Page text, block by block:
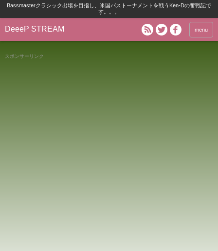
Bassmasterクラシック出場を目指し、米国バストーナメントを戦うKen-Dの奮戦記で
す。。。
DeeeP STREAM menu
スポンサーリンク